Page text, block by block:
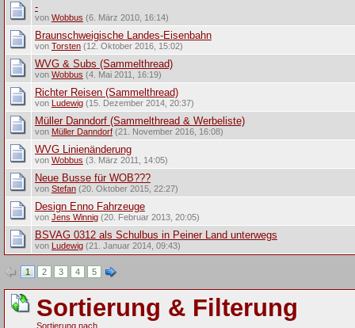
-
von Wobbus (6. März 2010, 16:14)
Braunschweigische Landes-Eisenbahn
von Torsten(12. Oktober 2016, 15:02)
WVG & Subs (Sammelthread)
von Wobbus (4. Mai 2011, 16:19)
Richter Reisen (Sammelthread)
von Ludewig(15. Dezember 2014, 20:37)
Müller Danndorf (Sammelthread & Werbeliste)
von Müller Danndorf(21. November 2016, 16:08)
WVG Linienänderung
von Wobbus (3. März 2011, 14:05)
Neue Busse für WOB???
von Stefan(20. Oktober 2015, 22:27)
Design Enno Fahrzeuge
von Jens Winnig(20. Februar 2013, 20:05)
BSVAG 0312 als Schulbus in Peiner Land unterwegs
von Ludewig(21. Januar 2014, 09:43)
1 2 3 4 5
Sortierung & Filterung
Sortierung nach